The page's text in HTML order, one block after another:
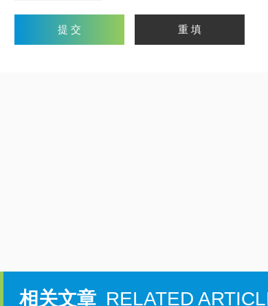
相关文章 RELATED